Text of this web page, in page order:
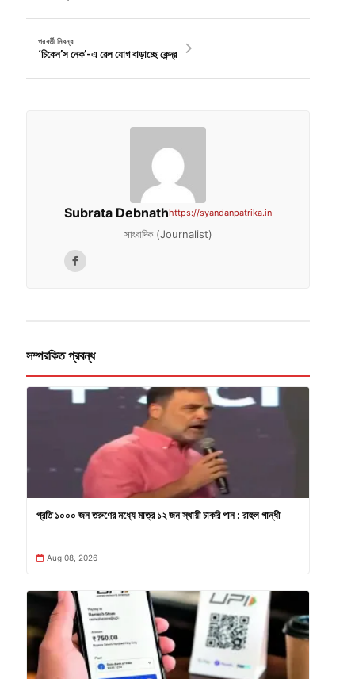
পরবর্তী নিবন্ধ
‘চিকেন’স নেক’-এ রেল যোগ বাড়াচ্ছে কেন্দ্র
Subrata Debnathhttps://syandanpatrika.in
সাংবাদিক (Journalist)
সম্পরকিত প্রবন্ধ
প্রতি ১০০০ জন তরুণের মধ্যে মাত্র ১২ জন স্থায়ী চাকরি পান : রাহুল গান্ধী
Aug 08, 2026